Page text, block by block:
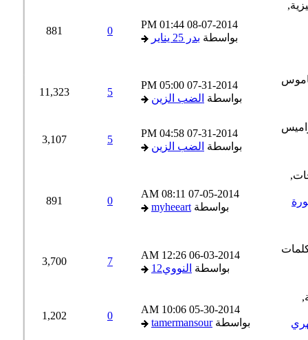
08-07-2014
01:44 PM
بواسطةبدر 25 يناير
881
07-31-2014
05:00 PM
بواسطةالضب الزين
11,323
07-31-2014
04:58 PM
بواسطةالضب الزين
3,107
07-05-2014
08:11 AM
بواسطةmyheeart
891
06-03-2014
12:26 AM
بواسطةالنووي12
3,700
05-30-2014
10:06 AM
بواسطةtamermansour
1,202